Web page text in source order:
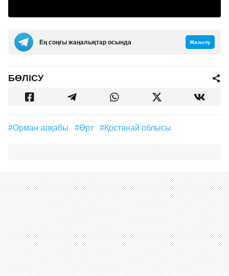
Ең соңғы жаңалықтар осында Жазылу
БӨЛІСУ
#Орман алқабы #өрт #Қостанай облысы